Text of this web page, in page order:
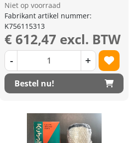
Niet op voorraad
Fabrikant artikel nummer:
K756115313
€ 612,47 excl. BTW
- +
Bestel nu!